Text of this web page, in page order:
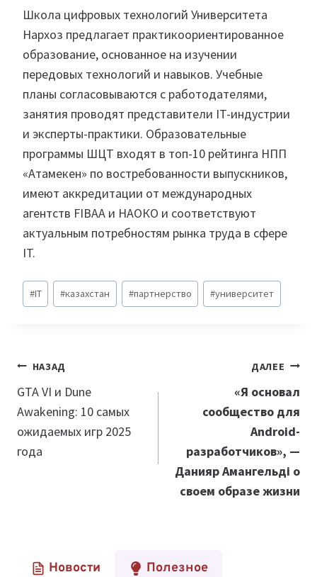
Школа цифровых технологий Университета
Нархоз предлагает практикоориентированное
образование, основанное на изучении
передовых технологий и навыков. Учебные
планы согласовываются с работодателями,
занятия проводят представители IT-индустрии
и эксперты-практики. Образовательные
программы ШЦТ входят в топ-10 рейтинга НПП
«Атамекен» по востребованности выпускников,
имеют аккредитации от международных
агентств FIBAA и НАОКО и соответствуют
актуальным потребностям рынка труда в сфере
IT.
Метки
записи:
#IT #казахстан #партнерство #университет
Навигация
по
записям
НАЗАД
GTA VI и Dune
Awakening: 10 самых
ожидаемых игр 2025
года
ДАЛЕЕ
«Я основал
сообщество для
Android-
разработчиков», —
Данияр Амангельдi о
своем образе жизни
Новости Полезное